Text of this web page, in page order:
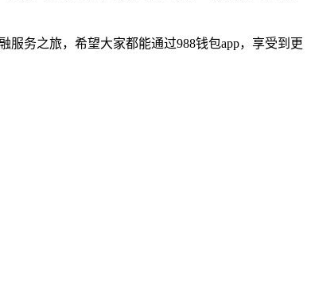
务之旅，希望大家都能通过988钱包app，享受到更